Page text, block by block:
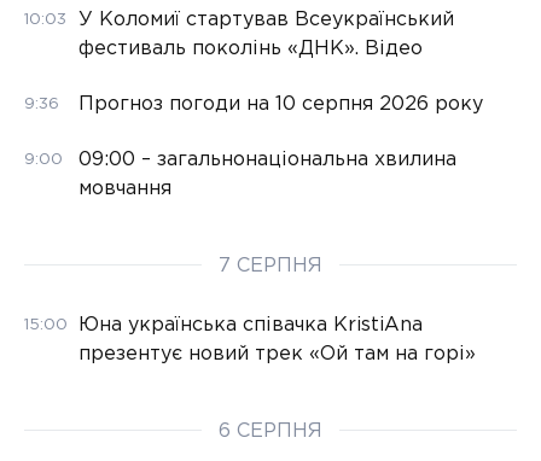
10:03
У Коломиї стартував Всеукраїнський
фестиваль поколінь «ДНК». Відео
9:36 Прогноз погоди на 10 серпня 2026 року
9:00
09:00 – загальнонаціональна хвилина
мовчання
7 СЕРПНЯ
15:00
Юна українська співачка KristiAna
презентує новий трек «Ой там на горі»
6 СЕРПНЯ